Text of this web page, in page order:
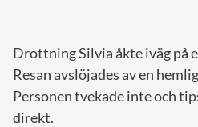
Drottning Silvia åkte iväg på
Resan avslöjades av en
Personen tvekade inte och
direkt.